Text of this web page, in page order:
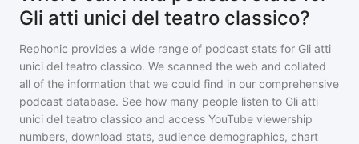
Gli atti unici del teatro classico?
Rephonic provides a wide range of podcast stats for Gli atti
unici del teatro classico. We scanned the web and collated
all of the information that we could find in our comprehensive
podcast database. See how many people listen to Gli atti
unici del teatro classico and access YouTube viewership
numbers, download stats, audience demographics, chart